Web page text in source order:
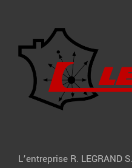
L’entreprise R. LEGRAND